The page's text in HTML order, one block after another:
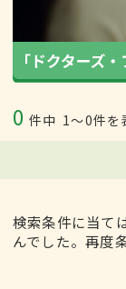
0 件中 1〜0件を
検索条件に当て
んでした。再度